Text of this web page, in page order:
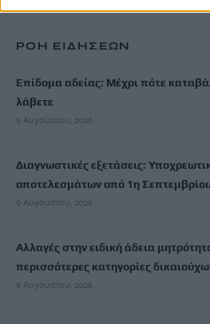
ΡΟΗ ΕΙΔΗΣΕΩΝ
Επίδομα αδείας: Μέχρι πότε
λάβετε
9 Αυγούστου, 2026
Διαγνωστικές εξετάσεις:
αποτελεσμάτων από 1η
9 Αυγούστου, 2026
Αλλαγές στην ειδική άδεια
περισσότερες κατηγορίες
9 Αυγούστου, 2026